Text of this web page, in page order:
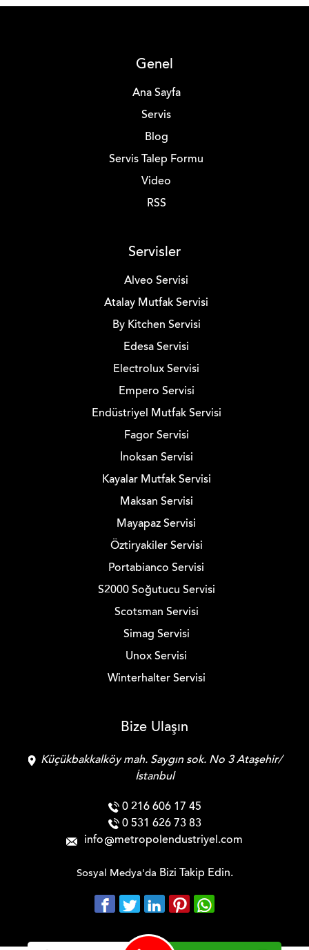
Genel
Ana Sayfa
Servis
Blog
Servis Talep Formu
Video
RSS
Servisler
Alveo Servisi
Atalay Mutfak Servisi
By Kitchen Servisi
Edesa Servisi
Electrolux Servisi
Empero Servisi
Endüstriyel Mutfak Servisi
Fagor Servisi
İnoksan Servisi
Kayalar Mutfak Servisi
Maksan Servisi
Mayapaz Servisi
Öztiryakiler Servisi
Portabianco Servisi
S2000 Soğutucu Servisi
Scotsman Servisi
Simag Servisi
Unox Servisi
Winterhalter Servisi
Bize Ulaşın
Küçükbakkalköy mah. Saygın sok. No 3 Ataşehir/
İstanbul
0 216 606 17 45
0 531 626 73 83
info
metropolendustriyel.com
Sosyal Medya'da Bizi Takip Edin.